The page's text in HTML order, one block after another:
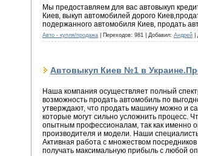
Мы предоставляем для вас автовыкуп
Киев, выкуп автомобилей дорого
подержанного автомобиля Киев, продать
Авто - купля/продажа | Переходов: 981 | Добавил: Андрей |
Автовыкуп Киев №1 в
Наша компания осуществляет полный
возможность продать автомобиль по
утверждают, что продать машину можно и
которые могут сильно усложнить процесс.
опытным профессионалам, так как именно
производителя и модели. Наши
Активная работа с множеством
получать максимальную прибыль с любой